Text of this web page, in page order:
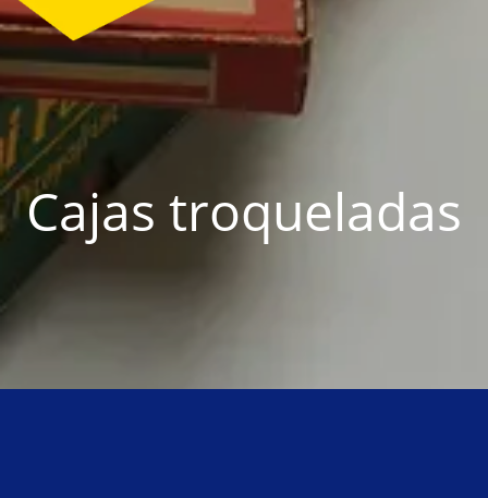
Cajas troqueladas